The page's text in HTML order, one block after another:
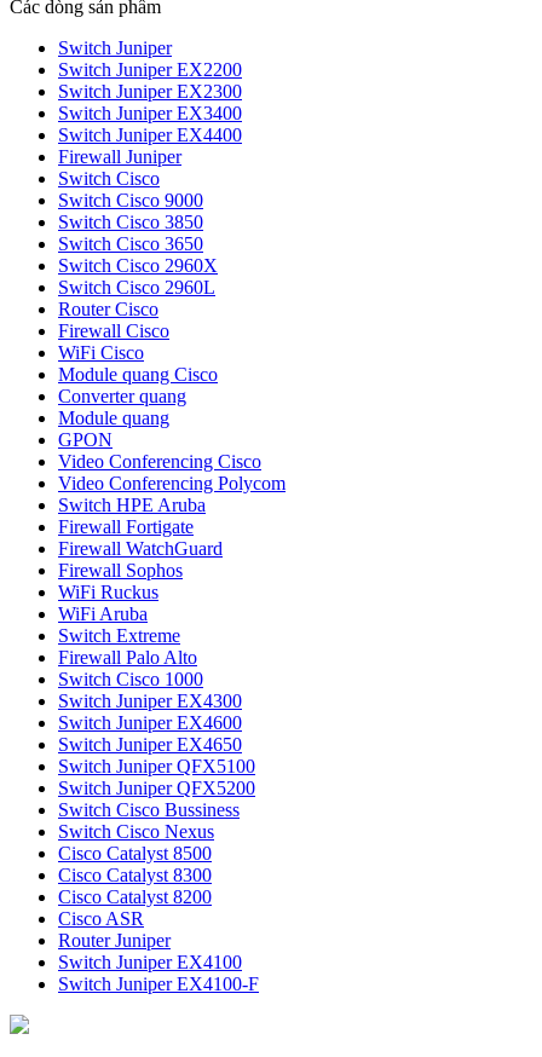
Các dòng sản phẩm
Switch Juniper
Switch Juniper EX2200
Switch Juniper EX2300
Switch Juniper EX3400
Switch Juniper EX4400
Firewall Juniper
Switch Cisco
Switch Cisco 9000
Switch Cisco 3850
Switch Cisco 3650
Switch Cisco 2960X
Switch Cisco 2960L
Router Cisco
Firewall Cisco
WiFi Cisco
Module quang Cisco
Converter quang
Module quang
GPON
Video Conferencing Cisco
Video Conferencing Polycom
Switch HPE Aruba
Firewall Fortigate
Firewall WatchGuard
Firewall Sophos
WiFi Ruckus
WiFi Aruba
Switch Extreme
Firewall Palo Alto
Switch Cisco 1000
Switch Juniper EX4300
Switch Juniper EX4600
Switch Juniper EX4650
Switch Juniper QFX5100
Switch Juniper QFX5200
Switch Cisco Bussiness
Switch Cisco Nexus
Cisco Catalyst 8500
Cisco Catalyst 8300
Cisco Catalyst 8200
Cisco ASR
Router Juniper
Switch Juniper EX4100
Switch Juniper EX4100-F